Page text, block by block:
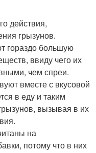
действия,
грызунов.
гораздо большую
ввиду чего их
чем спреи.
вместе с вкусовой
в еду и таким
вызывая в их
на
потому что в них